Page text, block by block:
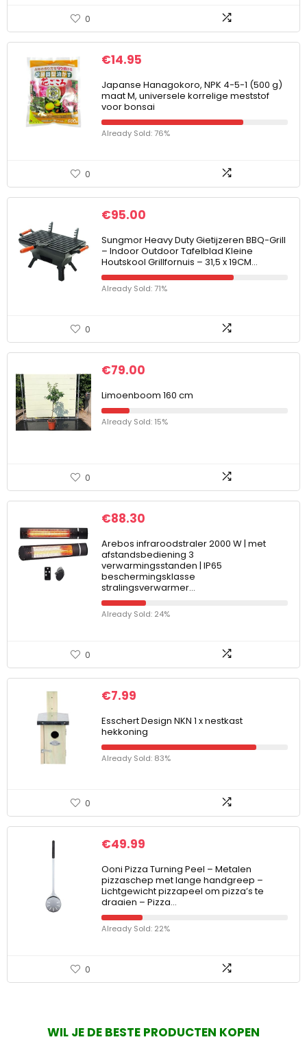
0
€14.95
Japanse Hanagokoro, NPK 4-5-1 (500 g)
maat M, universele korrelige meststof
voor bonsai
Already Sold: 76%
0
€95.00
Sungmor Heavy Duty Gietijzeren BBQ-Grill
– Indoor Outdoor Tafelblad Kleine
Houtskool Grillfornuis – 31,5 x 19CM…
Already Sold: 71%
0
€79.00
Limoenboom 160 cm
Already Sold: 15%
0
€88.30
Arebos infraroodstraler 2000 W | met
afstandsbediening 3
verwarmingsstanden | IP65
beschermingsklasse
stralingsverwarmer…
Already Sold: 24%
0
€7.99
Esschert Design NKN 1 x nestkast
hekkoning
Already Sold: 83%
0
€49.99
Ooni Pizza Turning Peel – Metalen
pizzaschep met lange handgreep –
Lichtgewicht pizzapeel om pizza’s te
draaien – Pizza…
Already Sold: 22%
0
WIL JE DE BESTE PRODUCTEN KOPEN